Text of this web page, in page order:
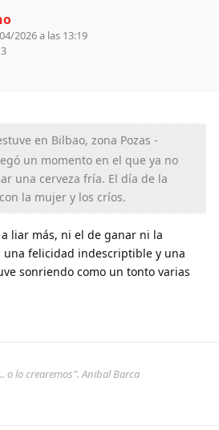
2026 a las 13:19
en Bilbao, zona Pozas -
un momento en el que ya no
una cerveza fría. El día de la
la mujer y los críos.
liar más, ni el de ganar ni la
felicidad indescriptible y una
sonriendo como un tonto varias
o lo crearemos". Anibal Barca